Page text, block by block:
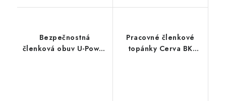
Bezpečnostná
členková obuv U-Power
Pracovné členkové
topánky Cerva BK